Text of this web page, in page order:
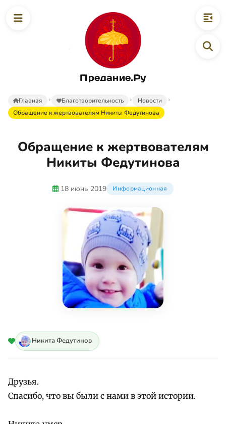
Предание.Ру
Главная Благотворительность
Новости
Обращение к жертвователям Никиты Федутинова
Обращение к жертвователям
Никиты Федутинова
18 июнь 2019 Информационная
Никита Федутинов
Друзья.
Спасибо, что вы были с нами в этой истории.